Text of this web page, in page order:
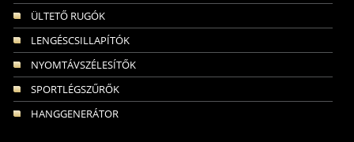
ÜLTETŐ RUGÓK
LENGÉSCSILLAPÍTÓK
NYOMTÁVSZÉLESÍTŐK
SPORTLÉGSZŰRŐK
HANGGENERÁTOR